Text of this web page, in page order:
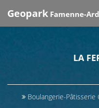
Geopark Famenne-
LA
Boulangerie-Pâtisserie